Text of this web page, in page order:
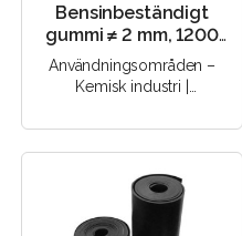
Bensinbeständigt
gummi ≠ 2 mm, 1200
mm, 60 Sha (NBR)
Användningsområden –
Kemisk industri |
Byggbranschen |
Maskinteknik |..